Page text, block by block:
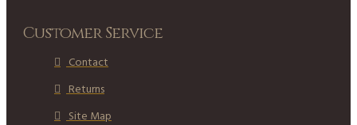
Customer Service
Contact
Returns
Site Map